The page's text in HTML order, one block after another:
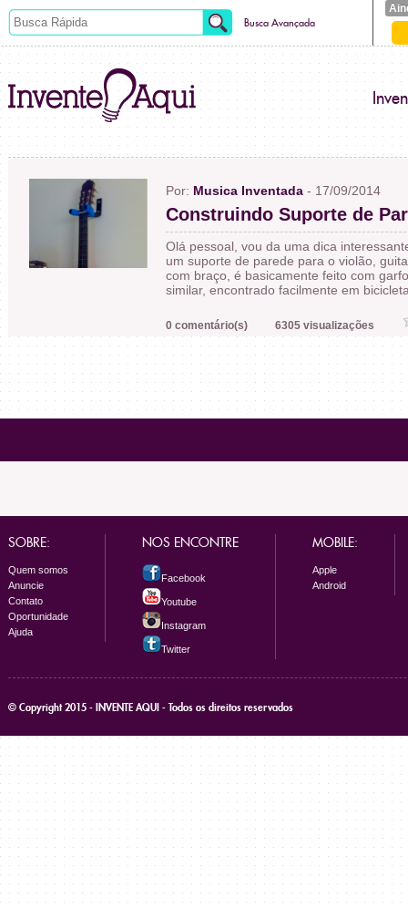
Busca Avançada
Por: Musica Inventada - 17/09/2014
Construindo Suporte de
Olá pessoal, vou da uma dica
um suporte de parede para o violão,
com braço, é basicamente feito com
similar, encontrado facilmente em
0 comentário(s) 6305 visualizações
SOBRE:
Quem somos
Anuncie
Contato
Oportunidade
Ajuda
NOS ENCONTRE
Facebook
Youtube
Instagram
Twitter
MOBILE:
Apple
Android
© Copyright 2015 - INVENTE AQUI - Todos os direitos reservados